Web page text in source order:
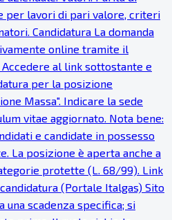
per lavori di pari valore, criteri
Candidatura La domanda
online tramite il
al link sottostante e
per la posizione
Massa". Indicare la sede
vitae aggiornato. Nota bene:
e candidate in possesso
La posizione è aperta anche a
protette (L. 68/99). Link
(Portale Italgas) Sito
una scadenza specifica; si